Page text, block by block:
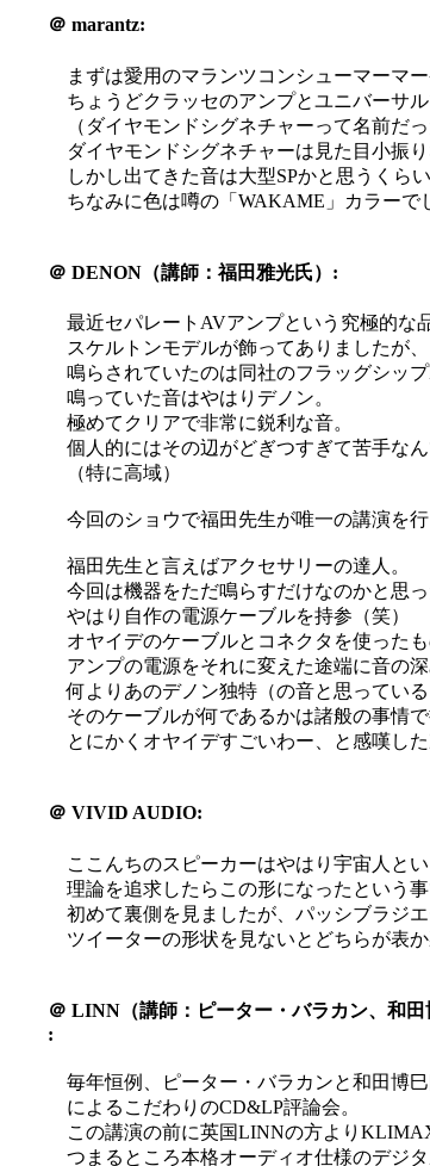
＠ marantz:
まずは愛用のマランツコンシューマーマ
ちょうどクラッセのアンプとユニバーサ
（ダイヤモンドシグネチャーって名前だ
ダイヤモンドシグネチャーは見た目小振
しかし出てきた音は大型SPかと思うくら
ちなみに色は噂の「WAKAME」カラーで
＠ DENON（講師：福田雅光氏）:
最近セパレートAVアンプという究極的な
スケルトンモデルが飾ってありましたが
鳴らされていたのは同社のフラッグシッ
鳴っていた音はやはりデノン。
極めてクリアで非常に鋭利な音。
個人的にはその辺がどぎつすぎて苦手な
（特に高域）
今回のショウで福田先生が唯一の講演を
福田先生と言えばアクセサリーの達人。
今回は機器をただ鳴らすだけなのかと思っ
やはり自作の電源ケーブルを持参（笑）
オヤイデのケーブルとコネクタを使ったも
アンプの電源をそれに変えた途端に音の深
何よりあのデノン独特（の音と思ってい
そのケーブルが何であるかは諸般の事情で
とにかくオヤイデすごいわー、と感嘆した
＠ VIVID AUDIO:
ここんちのスピーカーはやはり宇宙人と
理論を追求したらこの形になったという
初めて裏側を見ましたが、パッシブラジ
ツイーターの形状を見ないとどちらが表か
＠ LINN（講師：ピーター・バラカン、和田
:
毎年恒例、ピーター・バラカンと和田博
によるこだわりのCD&LP評論会。
この講演の前に英国LINNの方より
つまるところ本格オーディオ仕様のデジ